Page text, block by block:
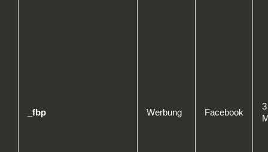
_fbp Werbung Facebook
3